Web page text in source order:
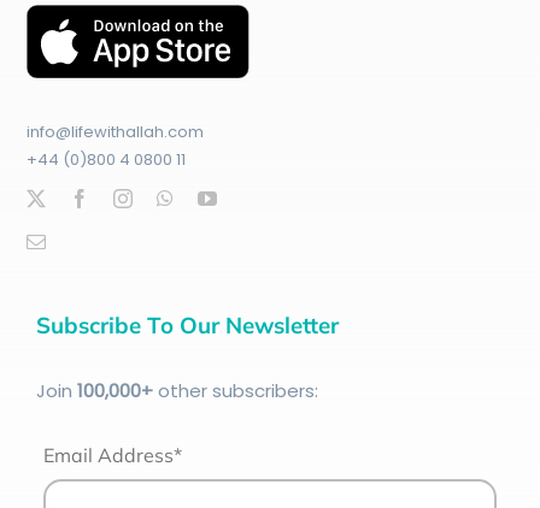
info@lifewithallah.com
+44 (0)800 4 0800 11
Subscribe To Our Newsletter
Join 100,000+other subscribers:
Email Address*